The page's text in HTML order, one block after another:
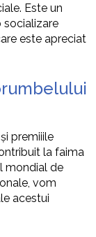
Este un
socializare
este apreciat
premiiile
la faima
mondial de
vom
acestui